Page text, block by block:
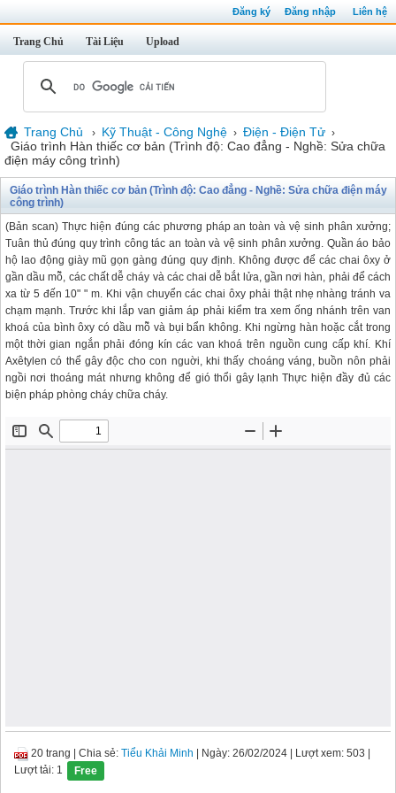
Đăng ký Đăng nhập Liên hệ
Trang Chủ Tài Liệu Upload
Trang Chủ › Kỹ Thuật - Công Nghệ › Điện - Điện Tử ›
Giáo trình Hàn thiếc cơ bản (Trình độ: Cao đẳng - Nghề: Sửa chữa
điện máy công trình)
Giáo trình Hàn thiếc cơ bản (Trình độ: Cao đẳng - Nghề: Sửa chữa điện máy
công trình)
(Bản scan) Thực hiện đúng các phương pháp an toàn và vệ sinh phân xưởng;
Tuân thủ đúng quy trình công tác an toàn và vệ sinh phân xưởng. Quần áo bảo
hộ lao động giày mũ gọn gàng đúng quy định. Không được để các chai ôxy ở
gần dầu mõ̃, các chất dễ cháy và các chai dễ bắt lửa, gần nơi hàn, phải để cách
xa từ 5 đến 10" " m. Khi vận chuyển các chai ôxy phải thật nhẹ nhàng tránh va
chạm mạnh. Trước khi lắp van giảm áp phải kiểm tra xem ống nhánh trên van
khoá của bình ôxy có dầu mõ̃ và bụi bẩn không. Khi ngừng hàn hoặc cắt trong
một thời gian ngắn phải đóng kín các van khoá trên nguồn cung cấp khí. Khí
Axêtylen có thể gây độc cho con nguời, khi thấy choáng váng, buồn nôn phải
ngồi nơi thoáng mát nhưng không để gió thổi gây lạnh Thực hiện đầy đủ các
biện pháp phòng cháy chữa cháy.
20 trang Chia sẻ: Tiểu Khải Minh | Ngày: 26/02/2024 | Lượt xem: 503
Lượt tải: 1
Free